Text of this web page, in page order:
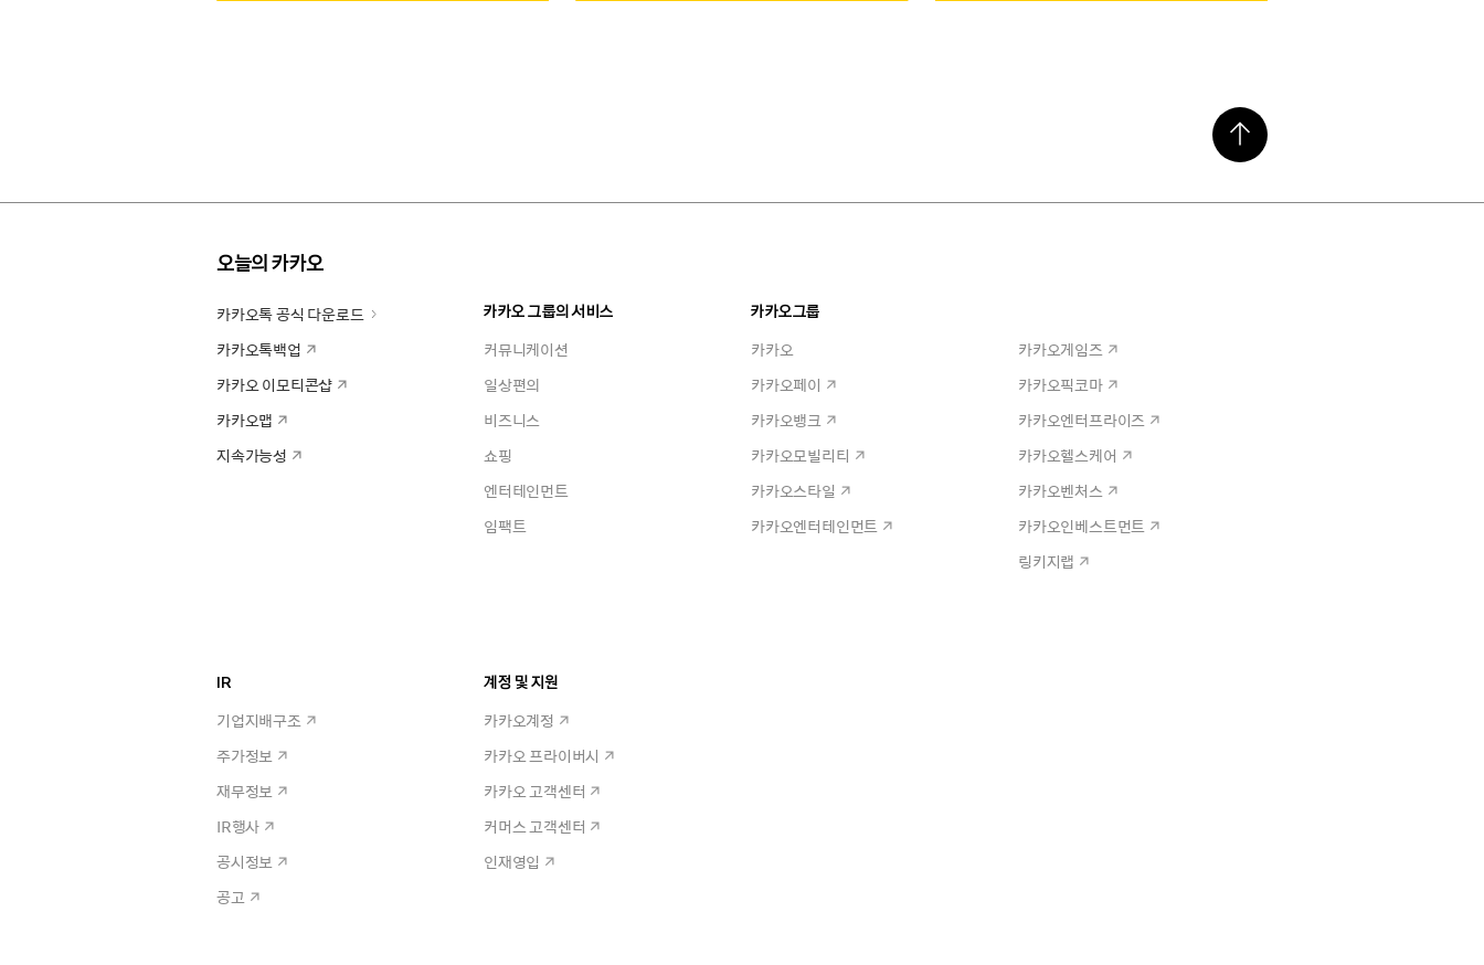
오늘의 카카오
카카오톡 공식 다운로드
카카오톡백업
카카오 이모티콘샵
카카오맵
지속가능성
카카오 그룹의 서비스
커뮤니케이션
일상편의
비즈니스
쇼핑
엔터테인먼트
임팩트
카카오그룹
카카오
카카오페이
카카오뱅크
카카오모빌리티
카카오스타일
카카오엔터테인먼트
카카오게임즈
카카오픽코마
카카오엔터프라이즈
카카오헬스케어
카카오벤처스
카카오인베스트먼트
링키지랩
IR
기업지배구조
주가정보
재무정보
IR행사
공시정보
공고
계정 및 지원
카카오계정
카카오 프라이버시
카카오 고객센터
커머스 고객센터
인재영입